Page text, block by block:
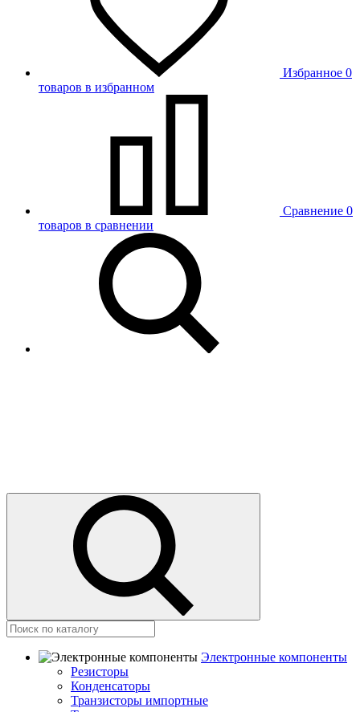
Избранное 0
товаров в избранном
Сравнение 0
товаров в сравнении
Электронные компоненты
Резисторы
Конденсаторы
Транзисторы импортные